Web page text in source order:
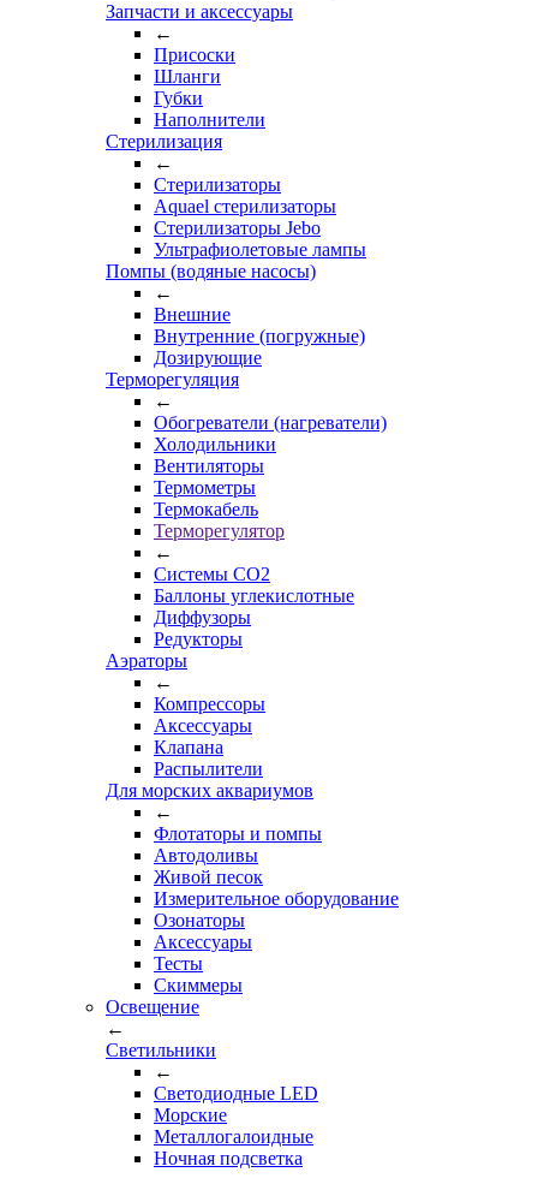
Запчасти и аксессуары
←
Присоски
Шланги
Губки
Наполнители
Стерилизация
←
Стерилизаторы
Aquael стерилизаторы
Стерилизаторы Jebo
Ультрафиолетовые лампы
Помпы (водяные насосы)
←
Внешние
Внутренние (погружные)
Дозирующие
Терморегуляция
←
Обогреватели (нагреватели)
Холодильники
Вентиляторы
Термометры
Термокабель
Терморегулятор
←
Системы CO2
Баллоны углекислотные
Диффузоры
Редукторы
Аэраторы
←
Компрессоры
Аксессуары
Клапана
Распылители
Для морских аквариумов
←
Флотаторы и помпы
Автодоливы
Живой песок
Измерительное оборудование
Озонаторы
Аксессуары
Тесты
Cкиммеры
Освещение
←
Светильники
←
Cветодиодные LED
Морские
Металлогалоидные
Ночная подсветка